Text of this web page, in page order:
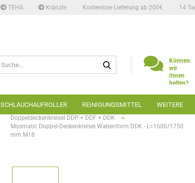
TEHA Kränzle Kostenlose Lieferung ab 200€ 14
Können
wir
Ihnen
helfen?
6666
SCHLAUCHAUFROLLER REINIGUNGSMITTEL WEITERE
Startseite » Carwash » Deckenkreisel »
Doppeldeckenkreisel DDP + DDF + DDK »
Mosmatic Doppel-Deckenkreisel Wabenform DDK - L=1600/1750
mm M18